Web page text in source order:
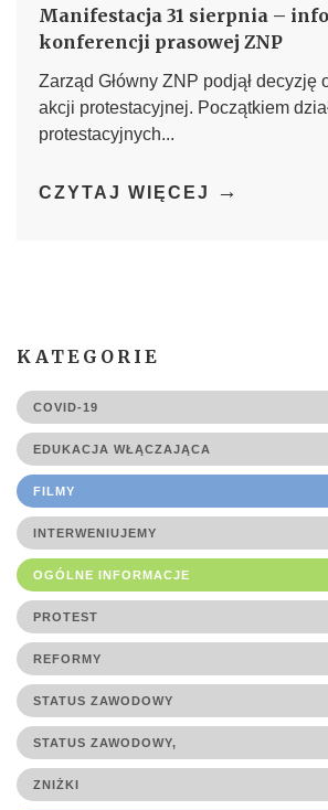
Manifestacja 31 sierpnia –
konferencji prasowej ZNP
Zarząd Główny ZNP podjął decyzję
akcji protestacyjnej. Początkiem
protestacyjnych...
CZYTAJ WIĘCEJ →
KATEGORIE
COVID-19
EDUKACJA WŁĄCZAJĄCA
FILMY
INTERWENIUJEMY
OGÓLNE INFORMACJE
PROTEST
REFORMY
STATUS ZAWODOWY
STATUS ZAWODOWY,
ZNIŻKI